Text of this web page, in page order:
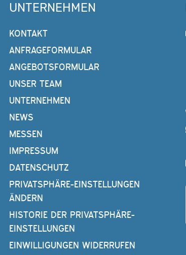
UNTERNEHMEN
KONTAKT
ANFRAGEFORMULAR
ANGEBOTSFORMULAR
UNSER TEAM
UNTERNEHMEN
NEWS
MESSEN
IMPRESSUM
DATENSCHUTZ
PRIVATSPHÄRE-EINSTELLUNGEN
ÄNDERN
HISTORIE DER PRIVATSPHÄRE-
EINSTELLUNGEN
EINWILLIGUNGEN WIDERRUFEN